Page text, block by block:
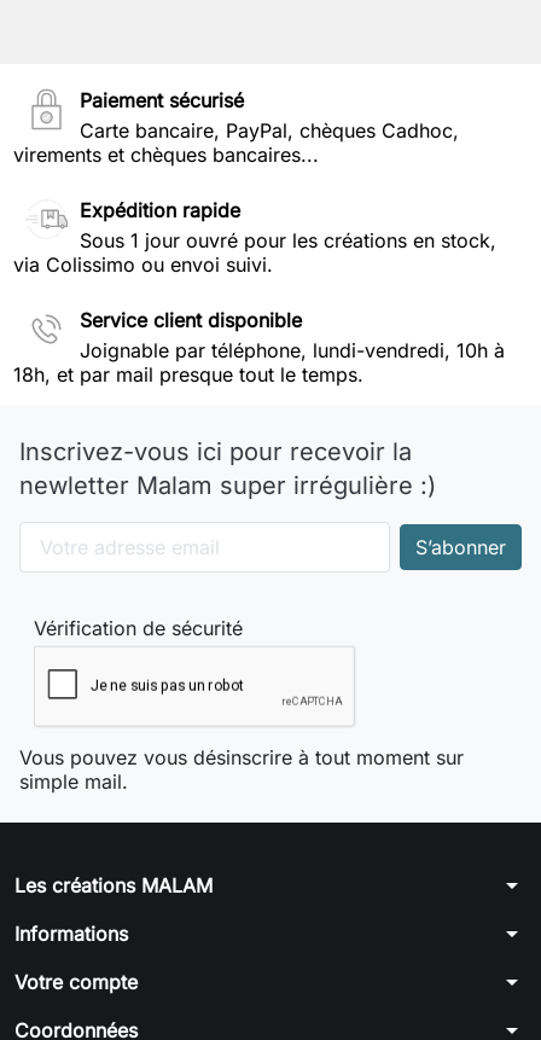
Paiement sécurisé
Carte bancaire, PayPal, chèques Cadhoc,
virements et chèques bancaires...
Expédition rapide
Sous 1 jour ouvré pour les créations en stock,
via Colissimo ou envoi suivi.
Service client disponible
Joignable par téléphone, lundi-vendredi, 10h à
18h, et par mail presque tout le temps.
Inscrivez-vous ici pour recevoir la
newletter Malam super irrégulière :)
Vérification de sécurité
Vous pouvez vous désinscrire à tout moment sur
simple mail.
Les créations MALAM arrow_drop_down
Informations arrow_drop_down
Votre compte arrow_drop_down
Coordonnées arrow_drop_down